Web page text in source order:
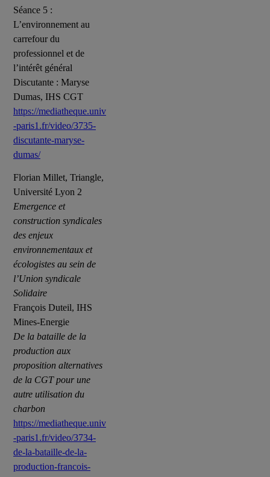
Séance 5 :
L’environnement au
carrefour du
professionnel et de
l’intérêt général
Discutante : Maryse
Dumas, IHS CGT
https://mediatheque.univ
-paris1.fr/video/3735-
discutante-maryse-
dumas/
Florian Millet, Triangle,
Université Lyon 2
Emergence et
construction syndicales
des enjeux
environnementaux et
écologistes au sein de
l’Union syndicale
Solidaire
François Duteil, IHS
Mines-Energie
De la bataille de la
production aux
proposition alternatives
de la CGT pour une
autre utilisation du
charbon
https://mediatheque.univ
-paris1.fr/video/3734-
de-la-bataille-de-la-
production-francois-